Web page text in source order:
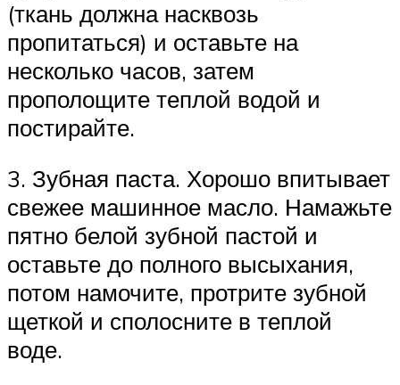
(ткань должна насквозь
пропитаться) и оставьте на
несколько часов, затем
прополощите теплой водой и
постирайте.
3. Зубная паста. Хорошо впитывает
свежее машинное масло. Намажьте
пятно белой зубной пастой и
оставьте до полного высыхания,
потом намочите, протрите зубной
щеткой и сполосните в теплой
воде.